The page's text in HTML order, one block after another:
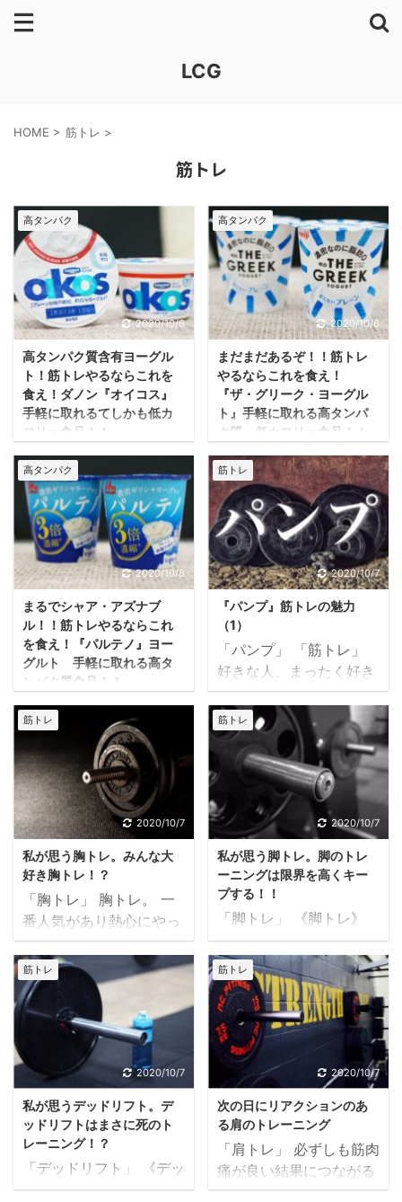
LCG
HOME > 筋トレ >
筋トレ
高タンパク
2020/10/6
高タンパク質含有ヨーグル
ト！筋トレやるならこれを
食え！ダノン『オイコス』
手軽に取れるてしかも低カ
ロリー食品！！
ダノンのギリシャヨー
グルト、『オイコス』プ
レーン・砂糖不使用 タン
パク質は筋トレやトレー
ニングをする方には重要
な栄養素です。 筋力向
上、筋肥大、筋肉をバル
クアップするにはタンパ
ク質の摂取が必要です。
では一日にどのくらい摂
取すれば良いのか？ 体重
1kgあたりに必要なタン
パク質量は1.5～2グラム
の摂取が必要といわれて
います。 3食の食事から
補うだけでなく、プロテ
インドリンクなどの補助
食品を活用し、１日のタ
ンパク質量を満たす方も
多いかと思います。 私も
3食の食事からでは必要
なタンパク質を摂取で ...
高タンパク
2020/10/6
まだまだあるぞ！！筋トレ
やるならこれを食え！
『ザ・グリーク・ヨーグル
ト』手軽に取れる高タンパ
ク質、低カロリー食品！！
明治の濃密ギリシャヨー
グルト、『ザ・グリー
ク・ヨーグルト』 タンパ
ク質はトレーニーにとっ
て重要な栄養素です。 筋
力向上、筋肥大、筋肉を
バルクアップするにはタ
ンパク質が大切です。 ど
のくらい取れば良いの
か？ 体重1kgあたりに必
要なタンパク質量は1.5～
2グラムの摂取が必要と
もいわれます。 3食の食
事からだけでなく、プロ
テインドリンクなどの補
助食品を活用する方も多
いかと思います。 私も3
食の食事からでは必要な
タンパク質を摂取できま
せんので、プロテインド
リンクを飲んでいます。
プロテインはプロテイン
で取るので ...
高タンパク
2020/10/6
まるでシャア・アズナブ
ル！！筋トレやるならこれ
を食え！『パルテノ』ヨー
グルト 手軽に取れる高タ
ンパク質食品！！
森永乳業の濃密ギリシャ
ヨーグルト、『パルテ
ノ』 トレーニーにとって
タンパク質は重要な栄養
素。 筋肉を維持向上し、
バルクアップするにはタ
ンパク質が必要です。 ど
の程度必要か。 体重1kg
あたり必要なタンパク質
量は1.5～2グラムともい
われています。 3食の食
事からでは難しく、プロ
テインドリンクなどを飲
む人も多いと思われま
す。 私も3食の食事から
では難しく、プロテイン
ドリンクを飲んでいま
す。 プロテインはプロテ
インで取るのですが、 な
るべく食品から取った方
が他の栄養も取れるので
いいのではないかと思っ
ています。 ...
筋トレ
2020/10/7
『パンプ』筋トレの魅力
（1）
「パンプ」 「筋トレ」
好きな人、まったく好き
ではない人といます。 私
は週に何日か必ずトレー
ニングします。 ですの
で、かなり好きな人にな
ります。 筋トレの魅力と
は何か考えてみました。
当初は有酸素運動が中心
筋トレを始めたきっかけ
は痩せていたので肉付き
を良くしたいと思い、 ジ
ムに行き始めました。 で
すが、私がジムに通い始
めた時は筋トレよりも水
泳やスタジオでのボクサ
サイズや エアロビクスに
夢中でした。 筋トレもや
っていましたが、ほぼマ
シン中心で種目もセット
数も少なかったと思いま
す。 今から思い返すとあ
まり筋 ...
筋トレ
2020/10/7
私が思う胸トレ。みんな大
好き胸トレ！？
「胸トレ」 胸トレ。 一
番人気があり熱心にやっ
ている人が多い部位では
ないでしょうか。 特にベ
ンチプレスなどは器具の
使用に「待ち」ができて
いるジムも多くあるので
はないでしょか。 私も部
位の中では一番やりやす
い種目が多い部位です。
パンプもしやすく感じや
すいですし、覚えやすい
種目も多いと思います。
ベンチプレスは多くの人
筋トレ
2020/10/7
私が思う脚トレ。脚のトレ
ーニングは限界を高くキー
プする！！
「脚トレ」 《脚トレ》
辛いですね。 足トレをし
っかりやっていこうと思
ったのは、私が通うジム
のインストラクターに40
歳過ぎになると 足腰が弱
くなるからやった方がい
いですよと言われたのが
きっかけです。 今はやる
気になりますが、やり始
めた頃はなかなか好きに
なれませんでした。 です
が、当初からやり終えた
筋トレ
2020/10/7
私が思うデッドリフト。デ
ッドリフトはまさに死のト
レーニング！？
「デッドリフト」 《デッ
ドリフト》体の裏側や主
筋トレ
2020/10/7
次の日にリアクションのあ
る肩のトレーニング
「肩トレ」 必ずしも筋肉
痛が良い結果につながる
わけではないでしょう